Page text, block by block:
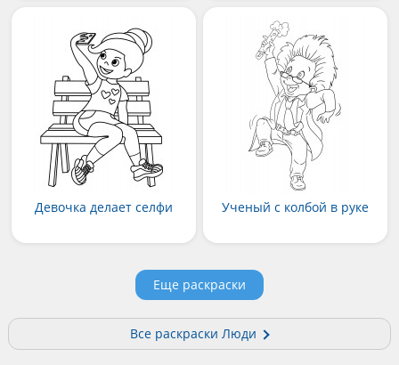
Девочка делает селфи Ученый с колбой в руке
Еще раскраски
Все раскраски Люди